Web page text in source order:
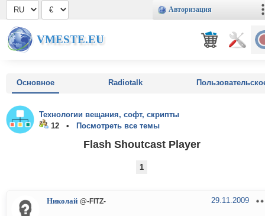
Авторизация
VMESTE.EU
Основное Radiotalk
Технологии вещания, софт, скрипты
12 •
Посмотреть все темы
Flash Shoutcast Player
1
Николай @-FITZ- 29.11.2009